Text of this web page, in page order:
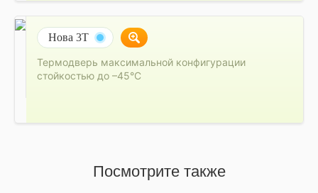
Нова 3Т
Термодверь максимальной конфигурации
стойкостью до –45°C
Посмотрите также